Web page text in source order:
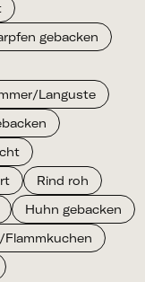
gebacken
Languste
Rind roh
Huhn gebacken
Flammkuchen